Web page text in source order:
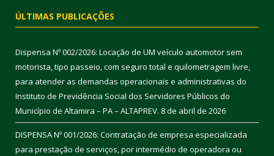
ÚLTIMAS PUBLICAÇÕES
Dispensa Nº 002/2026: Locação de UM veículo automotor sem
motorista, tipo passeio, com seguro total e quilometragem livre,
para atender as demandas operacionais e administrativas do
Instituto de Previdência Social dos Servidores Públicos do
Município de Altamira – PA – ALTAPREV. 8 de abril de 2026
DISPENSA Nº 001/2026: Contratação de empresa especializada
para prestação de serviços, por intermédio de operadora ou